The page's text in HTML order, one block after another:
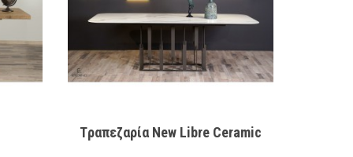
Tραπεζαρία New Libre Ceramic